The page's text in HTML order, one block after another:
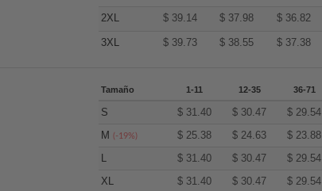
2XL $ 39.14 $ 37.98 $ 36.82
3XL $ 39.73 $ 38.55 $ 37.38
Tamaño 1-11 12-35 36-71
S $ 31.40 $ 30.47 $ 29.54
M(-19%) $ 25.38 $ 24.63 $ 23.88
L
$ 31.40 $ 30.47 $ 29.54
XL
$ 31.40 $ 30.47 $ 29.54